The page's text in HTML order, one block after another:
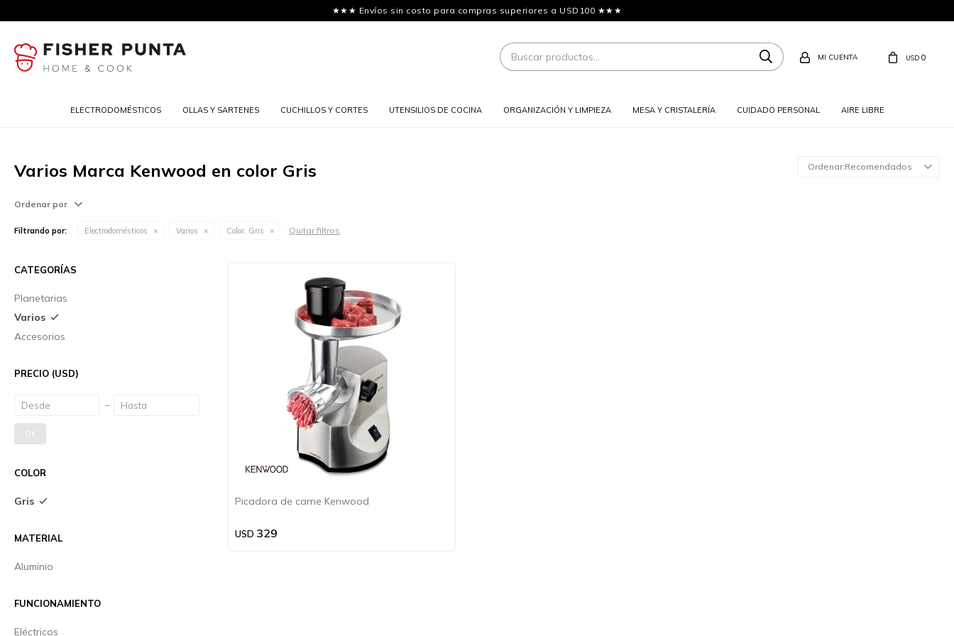
★★★ Envíos sin costo para compras superiores a USD100 ★★★
ELECTRODOMÉSTICOS OLLAS Y SARTENES CUCHILLOS Y CORTES UTENSILIOS DE COCINA ORGANIZACIÓN Y LIMPIEZA MESA Y CRISTALERÍA CUIDADO PERSONAL AIRE LIBRE
USD 0
Varios Marca Kenwood en color Gris Recomendados
Ordenar por
Filtrando por: Electrodomésticos Varios Color: Gris Quitar filtros
Picadora de carne Kenwood
USD 329
CATEGORÍAS
Planetarias
Varios
Accesorios
PRECIO (USD)
OK
COLOR
Gris
MATERIAL
Aluminio
FUNCIONAMIENTO
Eléctricos